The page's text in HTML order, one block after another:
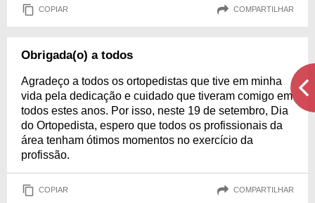
COPIAR COMPARTILHAR
Obrigada(o) a todos
Agradeço a todos os ortopedistas que tive em minha
vida pela dedicação e cuidado que tiveram comigo em
todos estes anos. Por isso, neste 19 de setembro, Dia
do Ortopedista, espero que todos os profissionais da
área tenham ótimos momentos no exercício da
profissão.
COPIAR COMPARTILHAR